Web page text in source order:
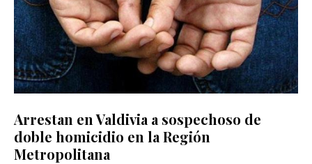
Arrestan en Valdivia a sospechoso de
doble homicidio en la Región
Metropolitana